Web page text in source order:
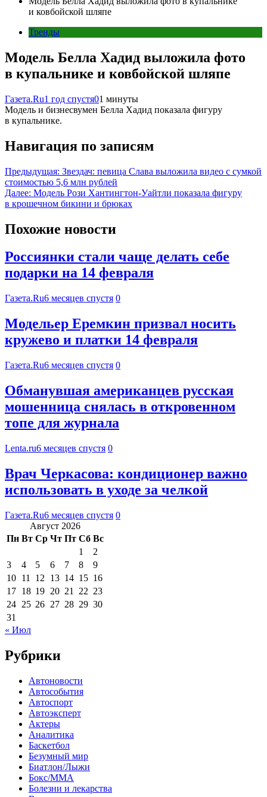
и ковбойской шляпе
Тренды
Модель Белла Хадид выложила фото
в купальнике и ковбойской шляпе
Газета.Ru1 год спустя01 минуты
Модель и бизнесвумен Белла Хадид показала фигуру
в купальнике.
Навигация по записям
Предыдущая: Звездач: певица Слава выложила видео с сумкой
стоимостью 5,6 млн рублей
Далее: Модель Рози Хантингтон-Уайтли показала фигуру
в крошечном бикини и брюках
Похожие новости
Россиянки стали чаще делать себе
подарки на 14 февраля
Газета.Ru6 месяцев спустя 0
Модельер Еремкин призвал носить
кружево и платки 14 февраля
Газета.Ru6 месяцев спустя 0
Обманувшая американцев русская
мошенница снялась в откровенном
топе для журнала
Lenta.ru6 месяцев спустя 0
Врач Черкасова: кондиционер важно
использовать в уходе за челкой
Газета.Ru6 месяцев спустя 0
Август 2026
Пн Вт Ср Чт Пт Сб Вс
1
2
3
4 5 6 7 8
9
10 11 12 13 14 15 16
17 18 19 20 21 22 23
24 25 26 27 28 29 30
31
« Июл
Рубрики
Автоновости
Автособытия
Автоспорт
Автоэксперт
Актеры
Аналитика
Баскетбол
Безумный мир
Биатлон/Лыжи
Бокс/MMA
Болезни и лекарства